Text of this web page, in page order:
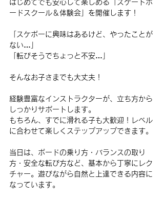
はじめてでも安心して楽しめる「スケートボ
ードスクール＆体験会」を開催します！
「スケボーに興味はあるけど、やったことが
ない…」
「転びそうでちょっと不安…」
そんなお子さまでも大丈夫！
経験豊富なインストラクターが、立ち方から
しっかりサポートします。
もちろん、すでに滑れる子も大歓迎！レベル
に合わせて楽しくステップアップできます。
当日は、ボードの乗り方・バランスの取り
方・安全な転び方など、基本から丁寧にレク
チャー。遊びながら自然と上達できる内容に
なっています。